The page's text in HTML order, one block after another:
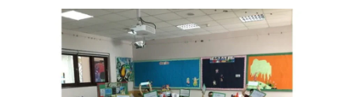
News image